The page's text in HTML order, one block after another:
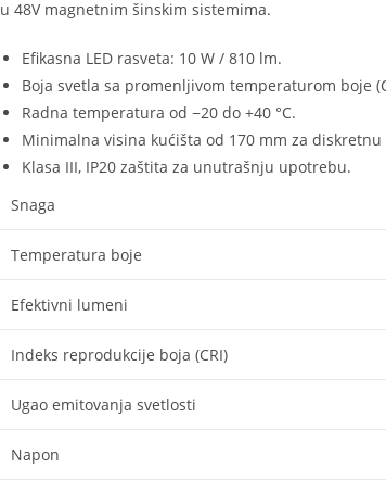
u 48V magnetnim šinskim sistemima.
Efikasna LED rasveta: 10 W / 810 lm.
Boja svetla sa promenljivom temperaturom boje
Radna temperatura od −20 do +40 °C.
Minimalna visina kućišta od 170 mm za
Klasa III, IP20 zaštita za unutrašnju upotrebu.
Snaga
Temperatura boje
Efektivni lumeni
Indeks reprodukcije boja (CRI)
Ugao emitovanja svetlosti
Napon